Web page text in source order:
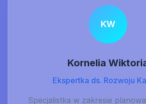
KW
Kornelia
Ekspertka ds. Rozwoju
Specjalistka w zakresie